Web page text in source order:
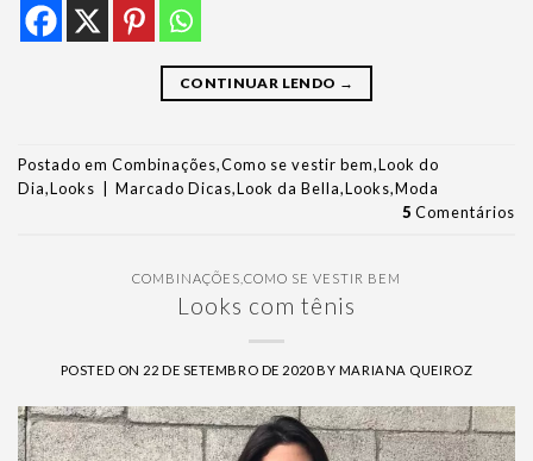
CONTINUAR LENDO →
Postado em Combinações,Como se vestir bem,Look do
Dia,Looks Marcado Dicas,Look da Bella,Looks,Moda
5 Comentários
COMBINAÇÕES COMO SE VESTIR BEM
Looks com tênis
POSTED ON 22 DE SETEMBRO DE 2020BY MARIANA QUEIROZ